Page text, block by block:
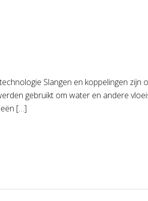
Slangen en koppelingen
gebruikt om water en andere
[…]